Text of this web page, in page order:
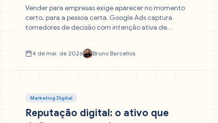
Vender para empresas exige aparecer no momento
certo, para a pessoa certa. Google Ads captura
tomadores de decisão com intenção ativa de
antes da pesquisa existir. Entenda qual canal gera
mais leads B2B — e como combiná-los.
4 de mai. de 2026 Bruno Barcellos
Marketing Digital
Reputação digital: o ativo que